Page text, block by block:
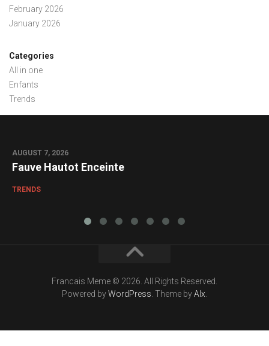
February 2026
January 2026
Categories
All in one
Enfants
Trends
AUGUST 7, 2026
Fauve Hautot Enceinte
TRENDS
Francais Meme © 2026. All Rights Reserved.
Powered byWordPress . Theme byAlx